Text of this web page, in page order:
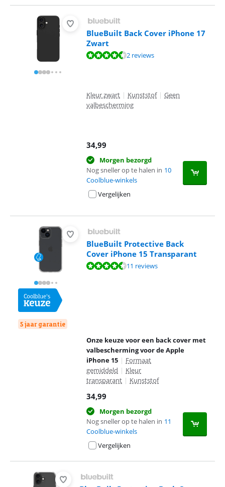
BlueBuilt Back Cover iPhone 17
Zwart
Beoordeling is 8,8 van de 10, gebaseerd op 2 reviews.
2 reviews
Kleur zwart | Kunststof | Geen
valbescherming
34,99
Morgen bezorgd
Nog sneller op te halen in 10
Coolblue-winkels
Vergelijken
5 jaar garantie
BlueBuilt Protective Back
Cover iPhone 15 Transparant
Beoordeling is 9,2 van de 10, gebaseerd op 11 reviews.
11 reviews
Onze keuze voor een back cover met
valbescherming voor de Apple
iPhone 15 | Formaat
gemiddeld | Kleur
transparant | Kunststof
34,99
Morgen bezorgd
Nog sneller op te halen in 11
Coolblue-winkels
Vergelijken